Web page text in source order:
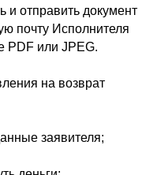
и отправить документ
почту Исполнителя
PDF или JPEG.
на возврат
заявителя;